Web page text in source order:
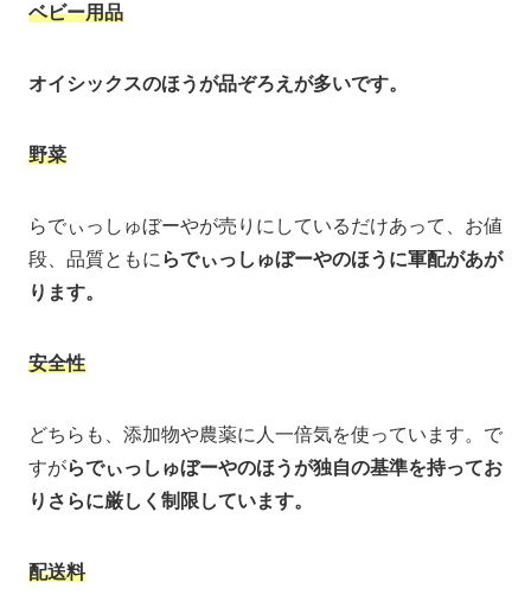
ベビー用品
オイシックスのほうが品ぞろえが多いです。
野菜
らでぃっしゅぼーやが売りにしているだけあって、お値
段、品質ともに らでぃっしゅぼーやのほうに軍配があが
ります。
安全性
どちらも、添加物や農薬に人一倍気を使っています。で
すがらでぃっしゅぼーやのほうが独自の基準を持ってお
りさらに厳しく制限しています。
配送料